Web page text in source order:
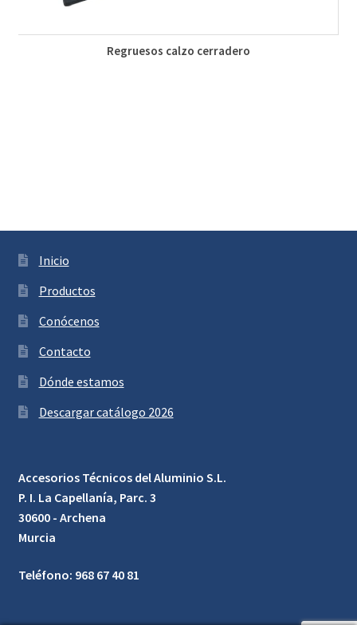
Regruesos calzo cerradero
Inicio
Productos
Conócenos
Contacto
Dónde estamos
Descargar catálogo 2026
Accesorios Técnicos del Aluminio S.L.
P. I. La Capellanía, Parc. 3
30600 - Archena
Murcia
Teléfono: 968 67 40 81